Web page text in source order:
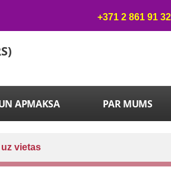
+371 2 861 91 32
APMAKSA PAR MUMS
uz vietas